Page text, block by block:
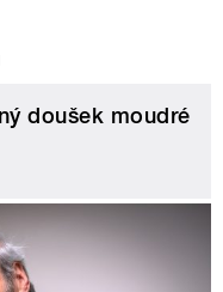
doušek moudré